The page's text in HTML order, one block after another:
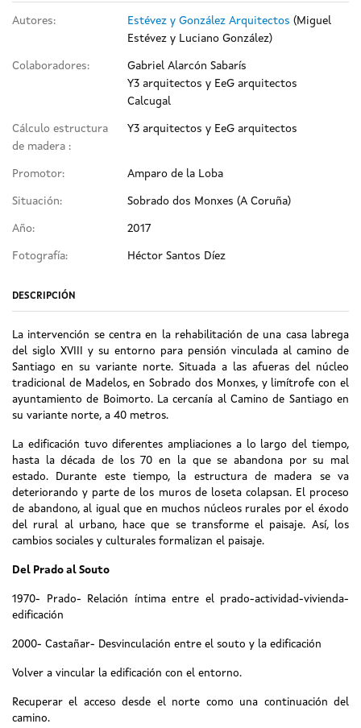
Autores: Estévez y González Arquitectos (Miguel
Estévez y Luciano González)
Colaboradores:
Gabriel Alarcón Sabarís
Y3 arquitectos y EeG arquitectos
Calcugal
Cálculo estructura
de madera :
Y3 arquitectos y EeG arquitectos
Promotor: Amparo de la Loba
Situación: Sobrado dos Monxes (A Coruña)
Año: 2017
Fotografía: Héctor Santos Díez
DESCRIPCIÓN
La intervención se centra en la rehabilitación de una casa labrega
del siglo XVIII y su entorno para pensión vinculada al camino de
Santiago en su variante norte. Situada a las afueras del núcleo
tradicional de Madelos, en Sobrado dos Monxes, y limítrofe con el
ayuntamiento de Boimorto. La cercanía al Camino de Santiago en
su variante norte, a 40 metros.
La edificación tuvo diferentes ampliaciones a lo largo del tiempo,
hasta la década de los 70 en la que se abandona por su mal
estado. Durante este tiempo, la estructura de madera se va
deteriorando y parte de los muros de loseta colapsan. El proceso
de abandono, al igual que en muchos núcleos rurales por el éxodo
del rural al urbano, hace que se transforme el paisaje. Así, los
cambios sociales y culturales formalizan el paisaje.
Del Prado al Souto
1970- Prado- Relación íntima entre el prado-actividad-vivienda-
edificación
2000- Castañar- Desvinculación entre el souto y la edificación
Volver a vincular la edificación con el entorno.
Recuperar el acceso desde el norte como una continuación del
camino.